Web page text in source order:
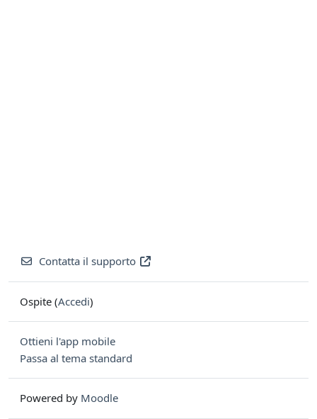
Contatta il supporto
Ospite (Accedi)
Ottieni l'app mobile
Passa al tema standard
Powered by Moodle